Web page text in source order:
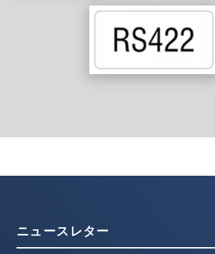
ニュースレター